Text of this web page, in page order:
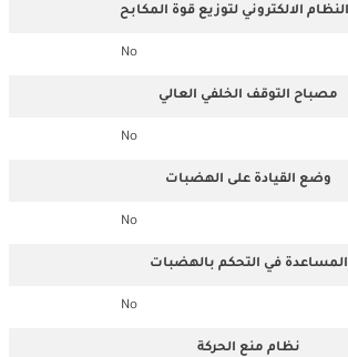
No
مصباح التوقف الخلفي العالي
No
وضع القيادة على الهضبات
No
المساعدة في التحكم بالهضبات
No
نظام منع الحركة